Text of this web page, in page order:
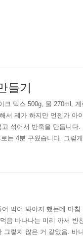
들기
크 믹스 500g, 물 270ml, 계
서 제가 하지만 언젠가 아
섞어서 반죽을 만듭니다.
는 4분 구웠습니다. 그렇
니다. 그냥 먹기엔 좀 심심
먹어 봐야지 했는데 마침
음 바나나는 미리 까서 반
그렇지 않은 거 같았음.​ 바